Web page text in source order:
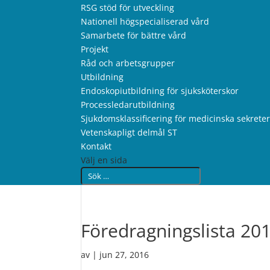
RSG stöd för utveckling
Nationell högspecialiserad vård
Samarbete för bättre vård
Projekt
Råd och arbetsgrupper
Utbildning
Endoskopiutbildning för sjuksköterskor
Processledarutbildning
Sjukdomsklassificering för medicinska
Vetenskapligt delmål ST
Kontakt
Välj en sida
Föredragningslista
av | jun 27, 2016